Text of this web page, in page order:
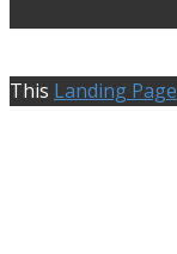
This Landing Page